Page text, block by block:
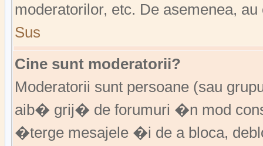
moderatorilor, etc. De asemenea,
Sus
Cine sunt moderatorii?
Moderatorii sunt persoane (sau
aib� grij� de forumuri �n mod
�terge mesajele �i de a bloca,